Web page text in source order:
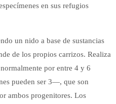
en sus refugios
un nido a base de sustancias
de los propios carrizos. Realiza
por entre 4 y 6
pueden ser 3—, que son
ambos progenitores. Los